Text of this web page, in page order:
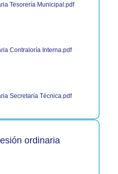
Tesorería Municipal.pdf
Contraloría Interna.pdf
Secretaría Técnica.pdf
ordinaria